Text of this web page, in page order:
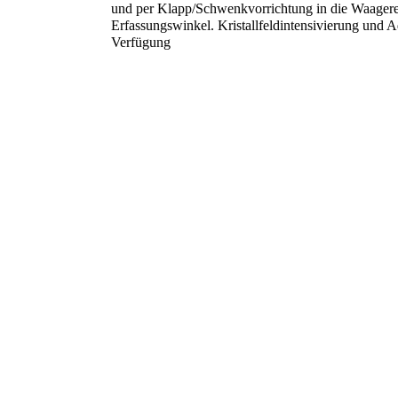
und per Klapp/Schwenkvorrichtung in die
Erfassungswinkel. Kristallfeldintensivierung und
Verfügung